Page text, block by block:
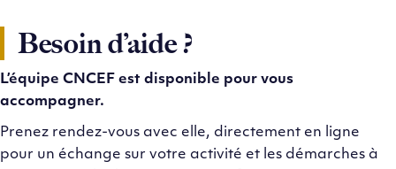
Besoin d’aide ?
L’équipe CNCEF est disponible pour vous
accompagner.
Prenez rendez-vous avec elle, directement en ligne
pour un échange sur votre activité et les démarches à